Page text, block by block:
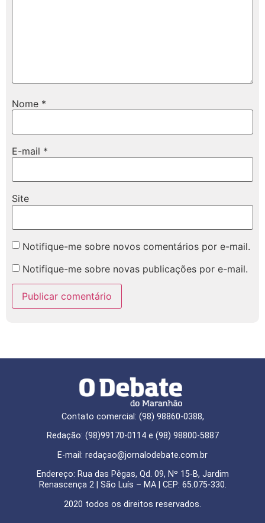
Nome *
E-mail *
Site
Notifique-me sobre novos comentários por e-mail.
Notifique-me sobre novas publicações por e-mail.
Contato comercial: (98) 98860-0388,
Redação: (98)99170-0114 e (98) 98800-5887
E-mail: redaçao@jornalodebate.com.br
Endereço: Rua das Pêgas, Qd. 09, Nº 15-B, Jardim
Renascença 2 | São Luís – MA | CEP: 65.075-330.
2020 todos os direitos reservados.